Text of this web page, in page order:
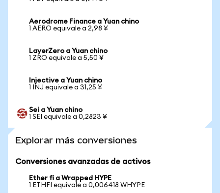
Aerodrome Finance a Yuan chino
1 AERO equivale a 2,98 ¥
LayerZero a Yuan chino
1 ZRO equivale a 5,50 ¥
Injective a Yuan chino
1 INJ equivale a 31,25 ¥
Sei a Yuan chino
1 SEI equivale a 0,2823 ¥
Explorar más conversiones
Conversiones avanzadas de activos
Ether fi a Wrapped HYPE
1 ETHFI equivale a 0,006418 WHYPE